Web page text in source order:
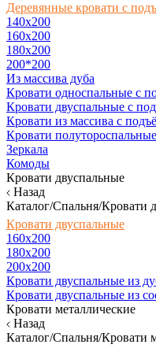
Деревянные кровати с
140x200
160х200
180х200
200*200
Из массива дуба
Кровати односпальные с
Кровати двуспальные с
Кровати из массива с
Кровати
Зеркала
Комоды
Кровати двуспальные
Назад
Каталог/Спальня/Кровати
Кровати двуспальные
160х200
180x200
200x200
Кровати двуспальные из
Кровати двуспальные из
Кровати металлические
Назад
Каталог/Спальня/Кровати